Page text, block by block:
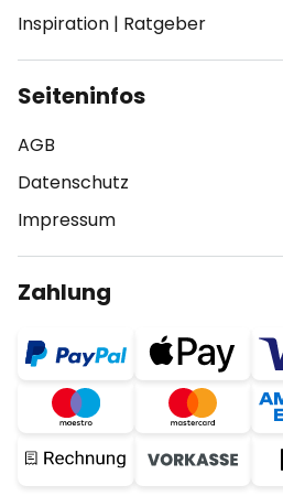
Inspiration | Ratgeber
Seiteninfos
AGB
Datenschutz
Impressum
Zahlung